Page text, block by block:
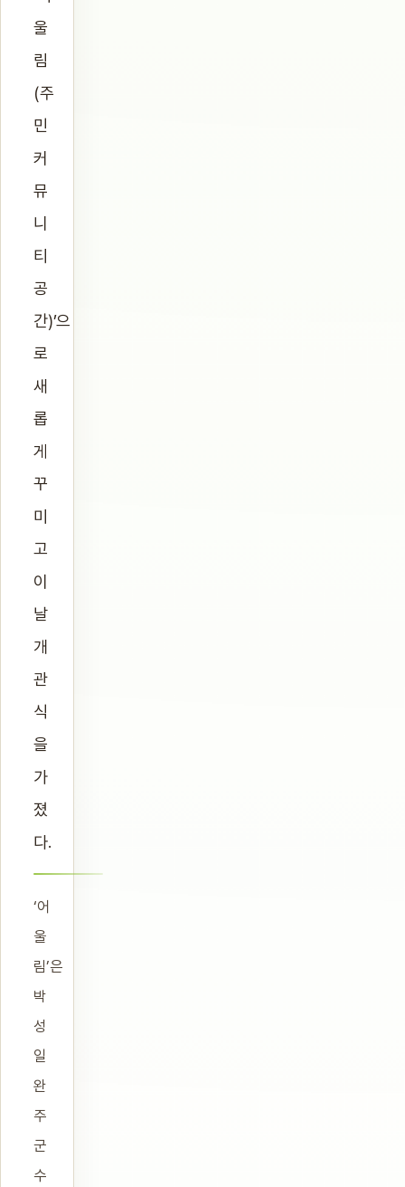
울
림
(주
민
커
뮤
니
티
공
간)’으
로
새
롭
게
꾸
미
고
이
날
개
관
식
을
가
졌
다.
‘어
울
림’은
박
성
일
완
주
군
수